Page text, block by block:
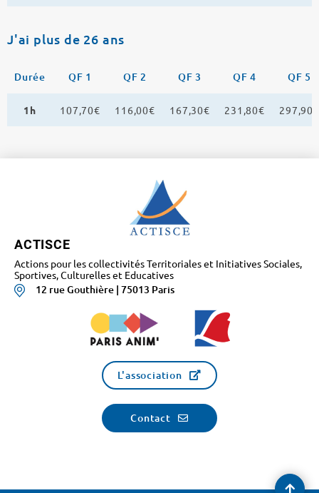
J'ai plus de 26 ans
Durée QF 1 QF 2 QF 3 QF 4 QF 5
1h 107,70€ 116,00€ 167,30€ 231,80€ 297,90€
ACTISCE
Actions pour les collectivités Territoriales et Initiatives Sociales,
Sportives, Culturelles et Educatives
12 rue Gouthière | 75013 Paris
L'association
Contact